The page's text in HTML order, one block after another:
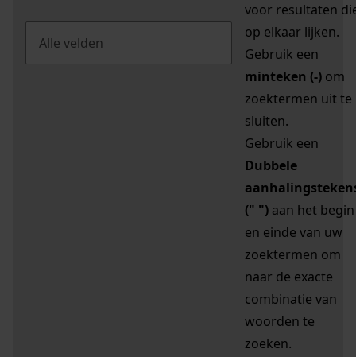
voor resultaten
op elkaar lijken.
Gebruik een
minteken (-) om
zoektermen uit te
sluiten.
Gebruik een
Dubbele
(" ") aan het begin
en einde van uw
zoektermen om
naar de exacte
combinatie van
woorden te
zoeken.